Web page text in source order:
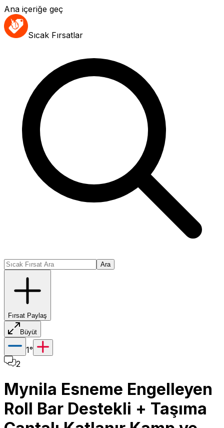
Ana içeriğe geç
Sıcak Fırsatlar
Ara
Fırsat Paylaş
Büyüt
1°
2
Mynila Esneme Engelleyen
Roll Bar Destekli + Taşıma